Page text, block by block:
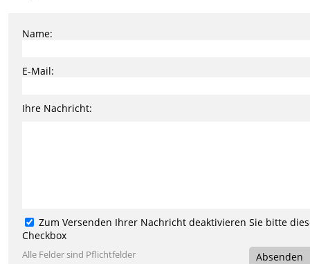
Name:
E-Mail:
Ihre Nachricht:
Zum Versenden Ihrer Nachricht deaktivieren Sie bitte
Checkbox
Alle Felder sind Pflichtfelder Absenden